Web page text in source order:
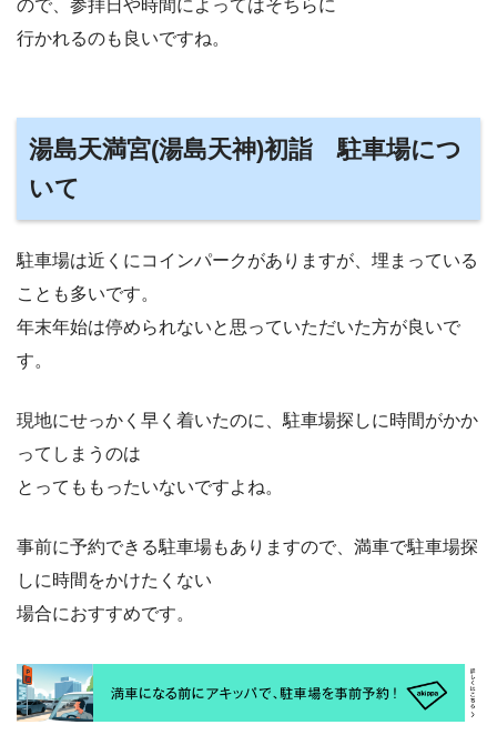
ので、参拝日や時間によってはそちらに
行かれるのも良いですね。
湯島天満宮(湯島天神)初詣 駐車場につ
いて
駐車場は近くにコインパークがありますが、埋まっている
ことも多いです。
年末年始は停められないと思っていただいた方が良いで
す。
現地にせっかく早く着いたのに、駐車場探しに時間がかか
ってしまうのは
とってももったいないですよね。
事前に予約できる駐車場もありますので、満車で駐車場探
しに時間をかけたくない
場合におすすめです。